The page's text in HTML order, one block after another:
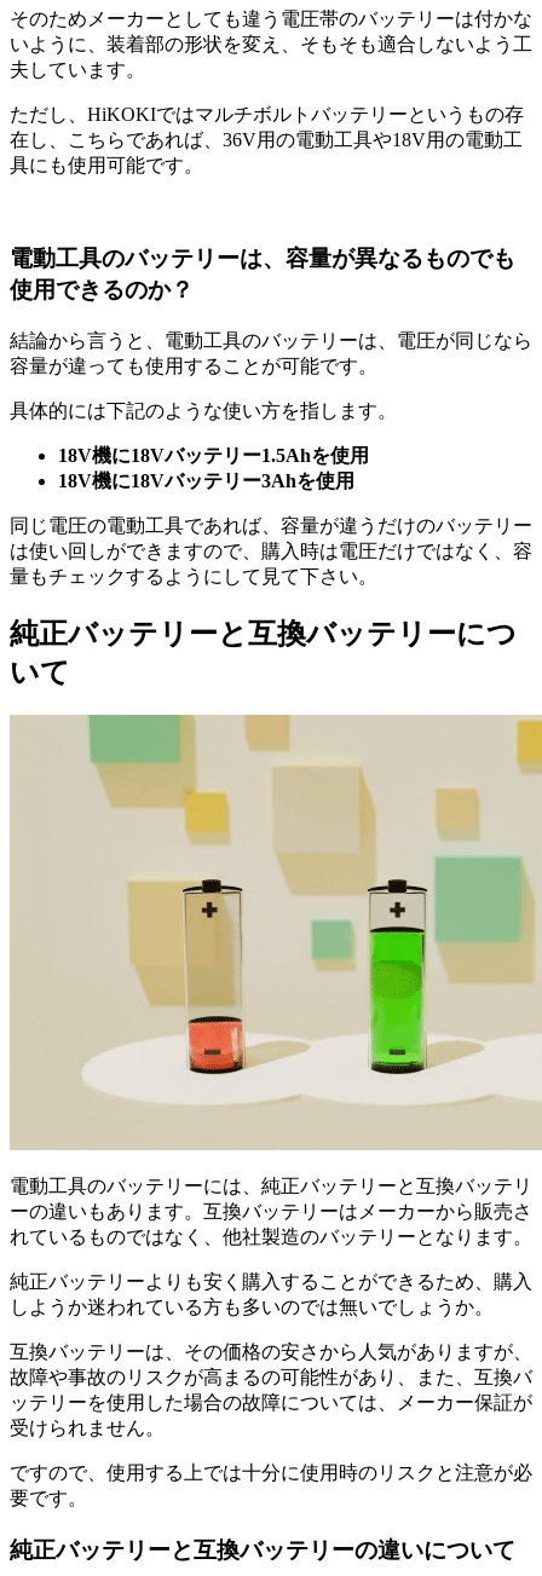
そのためメーカーとしても違う電圧帯のバッテリーは付かな
いように、装着部の形状を変え、そもそも適合しないよう工
夫しています。
ただし、HiKOKIではマルチボルトバッテリーというもの存
在し、こちらであれば、36V用の電動工具や18V用の電動工
具にも使用可能です。
電動工具のバッテリーは、容量が異なるものでも
使用できるのか？
結論から言うと、電動工具のバッテリーは、電圧が同じなら
容量が違っても使用することが可能です。
具体的には下記のような使い方を指します。
18V機に18Vバッテリー1.5Ahを使用
18V機に18Vバッテリー3Ahを使用
同じ電圧の電動工具であれば、容量が違うだけのバッテリー
は使い回しができますので、購入時は電圧だけではなく、容
量もチェックするようにして見て下さい。
純正バッテリーと互換バッテリーにつ
いて
電動工具のバッテリーには、純正バッテリーと互換バッテリ
ーの違いもあります。互換バッテリーはメーカーから販売さ
れているものではなく、他社製造のバッテリーとなります。
純正バッテリーよりも安く購入することができるため、購入
しようか迷われている方も多いのでは無いでしょうか。
互換バッテリーは、その価格の安さから人気がありますが、
故障や事故のリスクが高まるの可能性があり、また、互換バ
ッテリーを使用した場合の故障については、メーカー保証が
受けられません。
ですので、使用する上では十分に使用時のリスクと注意が必
要です。
純正バッテリーと互換バッテリーの違いについて